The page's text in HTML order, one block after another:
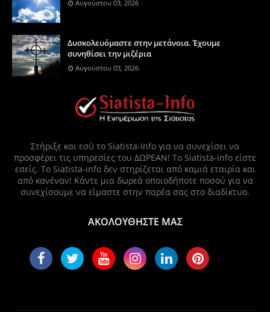
Αυγούστου 03, 2026
Δυσκολευόμαστε στην μετάνοια. Έχουμε
συνηθίσει την μιζέρια
Αυγούστου 03, 2026
Στήριξε και εσύ το Siatista-Info για να συνεχίσει να
προσφέρει τις υπηρεσίες του ΔΩΡΕΑΝ! Το Siatista-info είστε
εσείς. Το Siatista-info δεν στηρίζεται από καμιά εταιρία και
από κανέναν! Κάντε μια δωρεά οποιοδήποτε ποσού για να
συνεχίσουμε να είμαστε στην παρέα σας στο διαδίκτυο.
ΑΚΟΛΟΥΘΗΣΤΕ ΜΑΣ